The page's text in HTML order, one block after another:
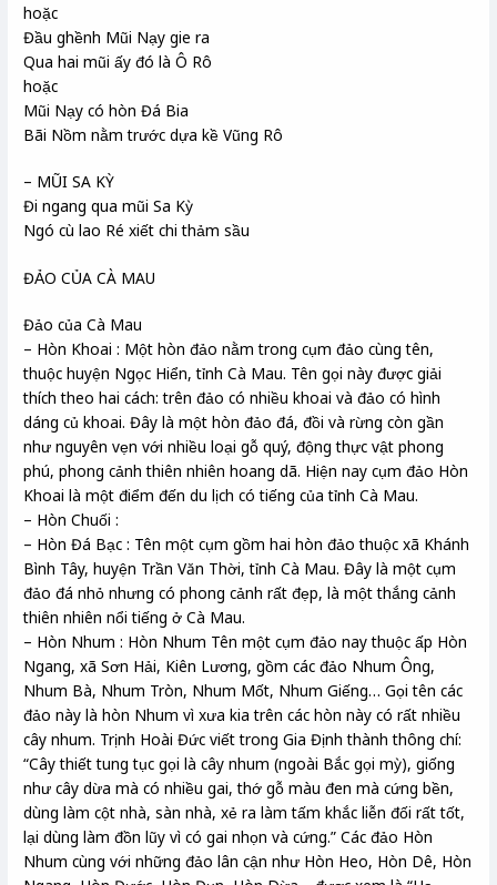
hoặc
Đầu ghềnh Mũi Nạy gie ra
Qua hai mũi ấy đó là Ô Rô
hoặc
Mũi Nạy có hòn Đá Bia
Bãi Nồm nằm trước dựa kề Vũng Rô
– MŨI SA KỲ
Đi ngang qua mũi Sa Kỳ
Ngó cù lao Ré xiết chi thảm sầu
ĐẢO CỦA CÀ MAU
Đảo của Cà Mau
– Hòn Khoai : Một hòn đảo nằm trong cụm đảo cùng tên,
thuộc huyện Ngọc Hiển, tỉnh Cà Mau. Tên gọi này được giải
thích theo hai cách: trên đảo có nhiều khoai và đảo có hình
dáng củ khoai. Đây là một hòn đảo đá, đồi và rừng còn gần
như nguyên vẹn với nhiều loại gỗ quý, động thực vật phong
phú, phong cảnh thiên nhiên hoang dã. Hiện nay cụm đảo Hòn
Khoai là một điểm đến du lịch có tiếng của tỉnh Cà Mau.
– Hòn Chuối :
– Hòn Đá Bạc : Tên một cụm gồm hai hòn đảo thuộc xã Khánh
Bình Tây, huyện Trần Văn Thời, tỉnh Cà Mau. Đây là một cụm
đảo đá nhỏ nhưng có phong cảnh rất đẹp, là một thắng cảnh
thiên nhiên nổi tiếng ở Cà Mau.
– Hòn Nhum : Hòn Nhum Tên một cụm đảo nay thuộc ấp Hòn
Ngang, xã Sơn Hải, Kiên Lương, gồm các đảo Nhum Ông,
Nhum Bà, Nhum Tròn, Nhum Mốt, Nhum Giếng… Gọi tên các
đảo này là hòn Nhum vì xưa kia trên các hòn này có rất nhiều
cây nhum. Trịnh Hoài Đức viết trong Gia Định thành thông chí:
“Cây thiết tung tục gọi là cây nhum (ngoài Bắc gọi mỳ), giống
như cây dừa mà có nhiều gai, thớ gỗ màu đen mà cứng bền,
dùng làm cột nhà, sàn nhà, xẻ ra làm tấm khắc liễn đối rất tốt,
lại dùng làm đồn lũy vì có gai nhọn và cứng.” Các đảo Hòn
Nhum cùng với những đảo lân cận như Hòn Heo, Hòn Dê, Hòn